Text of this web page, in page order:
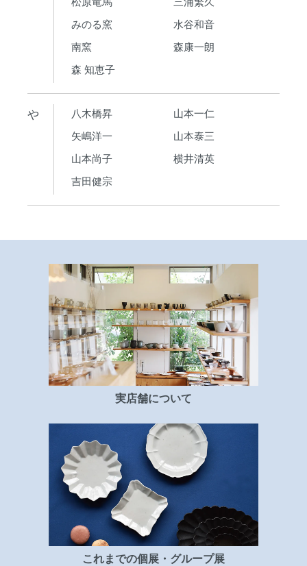
みのる窯
水谷和音
南窯
森康一朗
森 知恵子
や 八木橋昇
山本一仁
矢嶋洋一
山本泰三
山本尚子
横井清英
吉田健宗
実店舗について
これまでの個展・グループ展